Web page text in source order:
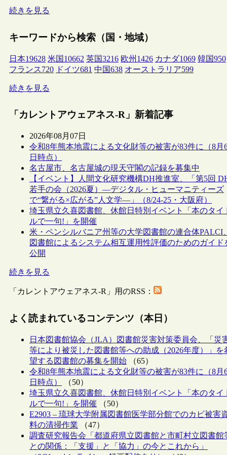
続きを見る
キーワードから検索（国・地域）
日本19628 米国 10662 英国3216 欧州 1426 カナダ1069 韓国950
フランス720 ドイツ681 中国638 オーストラリア599
続きを見る
「カレントアウェアネス-R」新着記事
2026年08月07日
令和8年熊本地震による文化財等の被害が83件に（8月
日時点）
名古屋市、名古屋城の現天守閣の記録を募集中
【イベント】人間文化研究機構DH推進室、「第5回
若手の会（2026夏）―デジタル・ヒューマニティーズ
で“繋がる×広がる”人文学―」（8/24-25・大阪府）
埼玉県立久喜図書館、休館日特別イベント「本のタイ
ルで一句!」を開催
米・ペンシルバニア州等の大学図書館の連合体PALCI、
図書館によるシステム相互運用性評価のためのガイド
公開
続きを見る
「カレントアウェアネス-R」用のRSS：
よく読まれているコンテンツ（本日）
日本図書館協会（JLA）図書館災害対策委員会、「災
等により被災した図書館等への助成（2026年度）」を
望する図書館の募集を開始 （65）
令和8年熊本地震による文化財等の被害が83件に（8月
日時点）
（50）
埼玉県立久喜図書館、休館日特別イベント「本のタイ
ルで一句!」を開催 （50）
E2903 – 琉球大学附属図書館医学部分館でのカビ被害
料の清掃作業 （47）
調査研究報告会「都道府県立図書館と市町村立図書館
との関係：「支援」と「協力」の今とこれから」